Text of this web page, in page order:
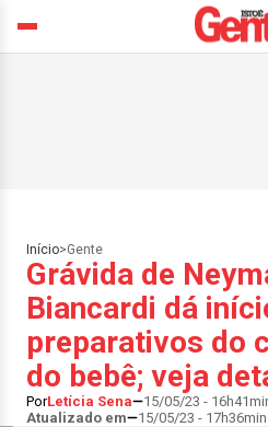
Início>Gente
Grávida de
Biancardi dá
preparativos do
do bebê; veja
PorLetícia Sena 15/05/23 -
Atualizado em
15/05/23 - 17h36min